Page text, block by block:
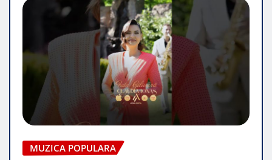
MUZICA POPULARA